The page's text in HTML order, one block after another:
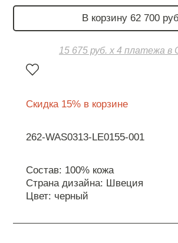
В корзину 62 700
15 675 руб. х 4 платежа в
Скидка 15% в корзине
262-WAS0313-LE0155-001
Состав: 100% кожа
Страна дизайна: Швеция
Цвет: черный